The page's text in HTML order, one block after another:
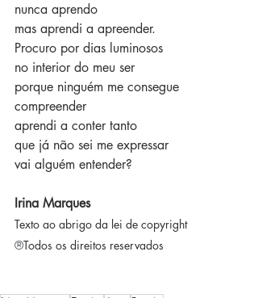
nunca aprendo
mas aprendi a apreender.
Procuro por dias luminosos
no interior do meu ser
porque ninguém me consegue
compreender
aprendi a conter tanto
que já não sei me expressar
vai alguém entender?
Irina Marques
Texto ao abrigo da lei de copyright
®Todos os direitos reservados